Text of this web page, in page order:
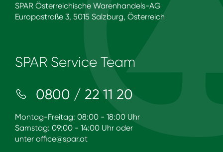
SPAR Österreichische Warenhandels-AG
Europastraße 3, 5015 Salzburg, Österreich
SPAR Service Team
0800 / 22 11 20
Montag-Freitag: 08:00 - 18:00 Uhr
Samstag: 09:00 - 14:00 Uhr oder
unter office@spar.at